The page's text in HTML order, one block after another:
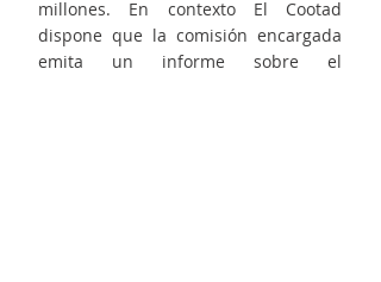
millones. En contexto El Cootad
dispone que la comisión encargada
emita un informe sobre el